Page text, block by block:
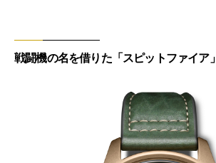
戦闘機の名を借りた「スピットファイア」